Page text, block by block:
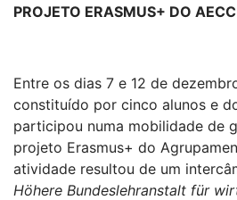
PROJETO ERASMUS+ DO AECC
Entre os dias 7 e 12 de
constituído por cinco alunos e
participou numa mobilidade de
projeto Erasmus+ do
atividade resultou de um
Höhere Bundeslehranstalt für